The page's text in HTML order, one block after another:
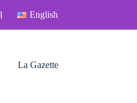
English
La Gazette